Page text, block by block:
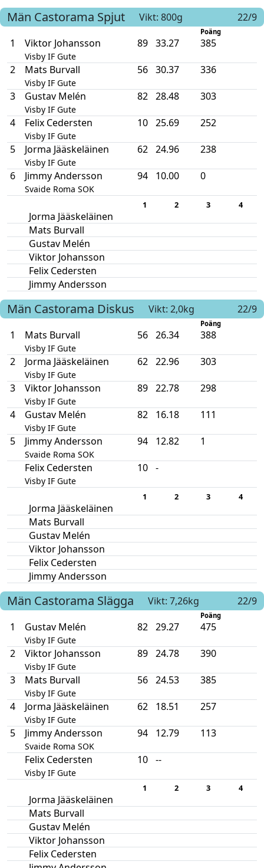
Män Castorama Spjut Vikt: 800g 22/9
Poäng
1 Viktor Johansson
Visby IF Gute
89 33.27 385
2 Mats Burvall
Visby IF Gute
56 30.37 336
3 Gustav Melén
Visby IF Gute
82 28.48 303
4 Felix Cedersten
Visby IF Gute
10 25.69 252
5 Jorma Jääskeläinen
Visby IF Gute
62 24.96 238
6 Jimmy Andersson
Svaide Roma SOK
94 10.00 0
1 2 3 4
Jorma Jääskeläinen
Mats Burvall
Gustav Melén
Viktor Johansson
Felix Cedersten
Jimmy Andersson
Män Castorama Diskus Vikt: 2,0kg 22/9
Poäng
1 Mats Burvall
Visby IF Gute
56 26.34 388
2 Jorma Jääskeläinen
Visby IF Gute
62 22.96 303
3 Viktor Johansson
Visby IF Gute
89 22.78 298
4 Gustav Melén
Visby IF Gute
82 16.18 111
5 Jimmy Andersson
Svaide Roma SOK
94 12.82 1
Felix Cedersten
Visby IF Gute
10 -
1 2 3 4
Jorma Jääskeläinen
Mats Burvall
Gustav Melén
Viktor Johansson
Felix Cedersten
Jimmy Andersson
Män Castorama Slägga Vikt: 7,26kg 22/9
Poäng
1 Gustav Melén
Visby IF Gute
82 29.27 475
2 Viktor Johansson
Visby IF Gute
89 24.78 390
3 Mats Burvall
Visby IF Gute
56 24.53 385
4 Jorma Jääskeläinen
Visby IF Gute
62 18.51 257
5 Jimmy Andersson
Svaide Roma SOK
94 12.79 113
Felix Cedersten
Visby IF Gute
10 --
1 2 3 4
Jorma Jääskeläinen
Mats Burvall
Gustav Melén
Viktor Johansson
Felix Cedersten